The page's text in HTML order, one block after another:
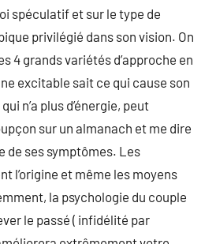
spéculatif et sur le type de
privilégié dans son vision. On
4 grands variétés d’approche en
excitable sait ce qui cause son
n’a plus d’énergie, peut
sur un almanach et me dire
de ses symptômes. Les
l’origine et même les moyens
la psychologie du couple
le passé ( infidélité par